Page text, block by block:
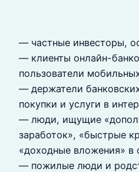
— частные инвесторы,
— клиенты онлайн-
пользователи
— держатели
покупки и услуги в
— люди, ищущие
заработок», «быстрые
«доходные вложения» в
— пожилые люди и